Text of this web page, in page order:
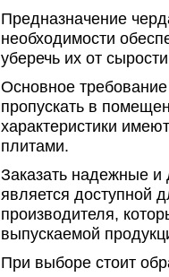
Предназначение
необходимости
уберечь их от
Основное
пропускать в
характеристики
плитами.
Заказать надежные
является доступной
производителя,
выпускаемой
При выборе стоит